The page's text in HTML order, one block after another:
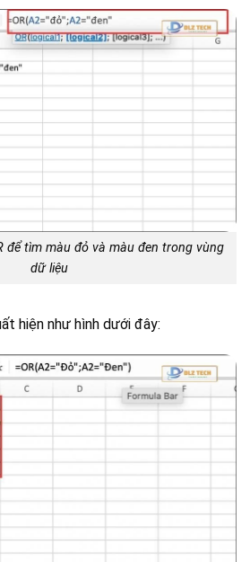
để tìm màu đỏ và màu đen trong vùng
dữ liệu
hiện như hình dưới đây: